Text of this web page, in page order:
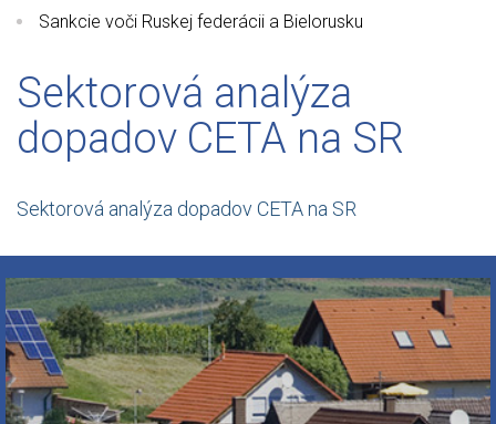
Sankcie voči Ruskej federácii a Bielorusku
Sektorová analýza
dopadov CETA na SR
Sektorová analýza dopadov CETA na SR